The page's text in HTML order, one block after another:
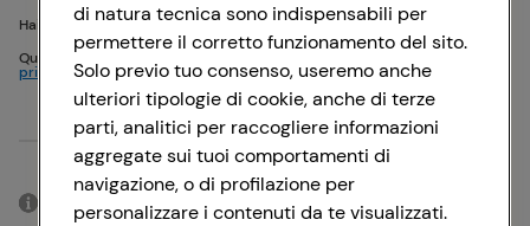
Hai problemi di accesso? {{recover-pwd}} o {{recover-email}}
Questo sito è protetto da reCAPTCHA e si applicano
privacy eTermini di servizioGoogle
Oppure
Accedendo con il tuo account social, rimarrai connesso per 12 ore.
di natura tecnica sono indispensabili per
permettere il corretto funzionamento del sito.
Solo previo tuo consenso, useremo anche
ulteriori tipologie di cookie, anche di terze
parti, analitici per raccogliere informazioni
aggregate sui tuoi comportamenti di
navigazione, o di profilazione per
personalizzare i contenuti da te visualizzati.